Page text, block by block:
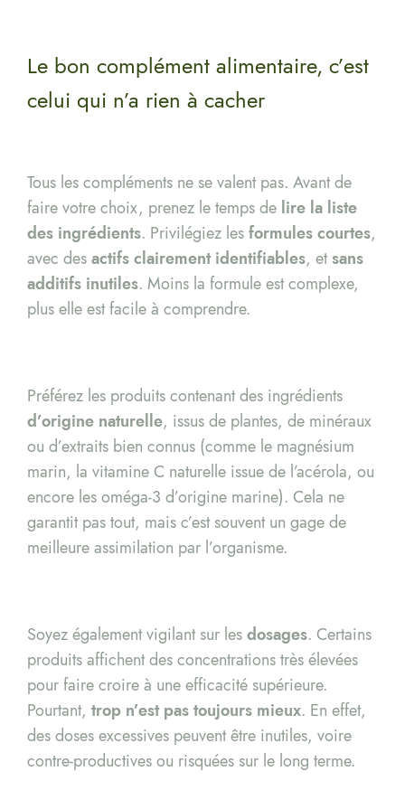
Le bon complément alimentaire, c’est
celui qui n’a rien à cacher
Tous les compléments ne se valent pas. Avant de
faire votre choix, prenez le temps de lire la liste
des ingrédients. Privilégiez lesformules courtes,
avec desactifs clairement identifiables, etsans
additifs inutiles. Moins la formule est complexe,
plus elle est facile à comprendre.
Préférez les produits contenant des ingrédients
d’origine naturelle, issus de plantes, de minéraux
ou d’extraits bien connus (comme le magnésium
marin, la vitamine C naturelle issue de l’acérola, ou
encore les oméga-3 d’origine marine). Cela ne
garantit pas tout, mais c’est souvent un gage de
meilleure assimilation par l’organisme.
Soyez également vigilant sur lesdosages. Certains
produits affichent des concentrations très élevées
pour faire croire à une efficacité supérieure.
Pourtant, trop n’est pas toujours mieux. En effet,
des doses excessives peuvent être inutiles, voire
contre-productives ou risquées sur le long terme.